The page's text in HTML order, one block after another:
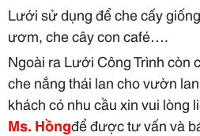
Lưới sử dụng để che cấy
ươm, che cây con café….
Ngoài ra Lưới Công Trình còn
che nắng thái lan cho vườn
khách có nhu cầu xin vui lòng
Ms. Hồngđể được tư vấn và